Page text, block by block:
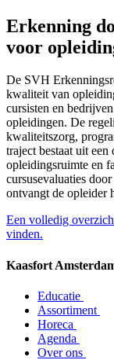
Erkenning
voor
De SVH
kwaliteit van
cursisten en
opleidingen. De
kwaliteitszorg,
traject bestaat uit
opleidingsruimte en
cursusevaluaties
ontvangt de opleider
Een volledig
vinden.
Kaasfort
Educatie
Assortiment
Horeca
Agenda
Over ons